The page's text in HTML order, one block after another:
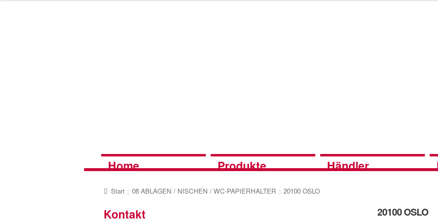
Home Produkte Händler
Start 08 ABLAGEN / NISCHEN / WC-PAPIERHALTER 20100 OSLO
20100 OSLO
Kontakt